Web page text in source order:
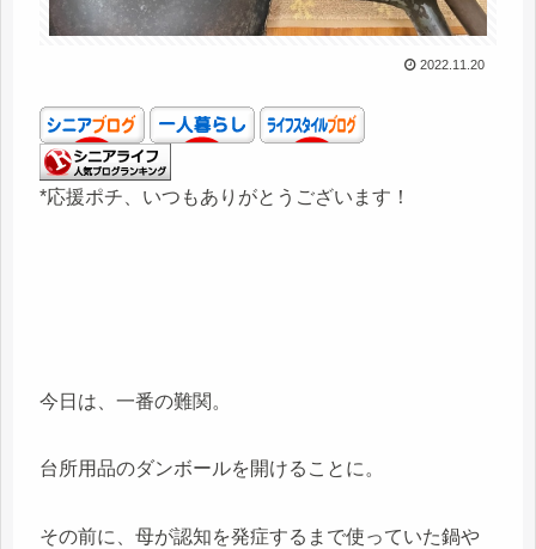
2022.11.20
*応援ポチ、いつもありがとうございます！
今日は、一番の難関。
台所用品のダンボールを開けることに。
その前に、母が認知を発症するまで使っていた鍋や